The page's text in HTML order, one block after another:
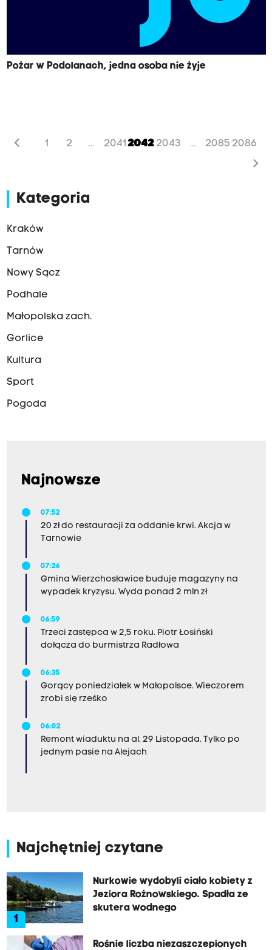
Pożar w Podolanach, jedna osoba nie żyje
chevron_left 1 2 ... 2041 2042 2043 ... 2085 2086
chevron_right
Kategoria
Kraków
Tarnów
Nowy Sącz
Podhale
Małopolska zach.
Gorlice
Kultura
Sport
Pogoda
Najnowsze
07:52
20 zł do restauracji za oddanie krwi. Akcja w
Tarnowie
07:26
Gmina Wierzchosławice buduje magazyny na
wypadek kryzysu. Wyda ponad 2 mln zł
06:59
Trzeci zastępca w 2,5 roku. Piotr Łosiński
dołącza do burmistrza Radłowa
06:35
Gorący poniedziałek w Małopolsce. Wieczorem
zrobi się rześko
06:02
Remont wiaduktu na al. 29 Listopada. Tylko po
jednym pasie na Alejach
Najchętniej czytane
1
Nurkowie wydobyli ciało kobiety z
Jeziora Rożnowskiego. Spadła ze
skutera wodnego
Rośnie liczba niezaszczepionych